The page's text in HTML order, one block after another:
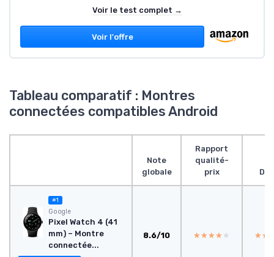
Voir le test complet →
Voir l'offre
Tableau comparatif : Montres
connectées compatibles Android
Note
globale
Rapport
qualité-
prix
#1
Google
Pixel Watch 4 (41
mm) – Montre
connectée...
8.6/10 ★★★★★
★★★★★